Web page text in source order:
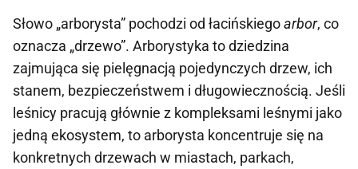
Słowo „arborysta” pochodzi od łacińskiegoarbor, co
oznacza „drzewo”. Arborystyka to dziedzina
zajmująca się pielęgnacją pojedynczych drzew, ich
stanem, bezpieczeństwem i długowiecznością. Jeśli
leśnicy pracują głównie z kompleksami leśnymi jako
jedną ekosystem, to arborysta koncentruje się na
konkretnych drzewach w miastach, parkach,